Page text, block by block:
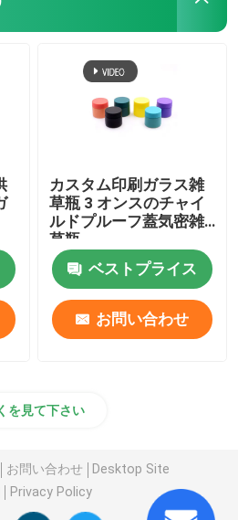
カスタム印刷ガラス雑
草瓶 3 オンスのチャイ
ルドプルーフ蓋気密雑
草瓶
ベストプライス
お問い合わせ
を見て下さい
お問い合わせ
Desktop Site
Privacy Policy